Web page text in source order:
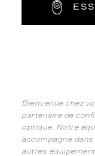
Bienvenue chez
partenaire de
optique. Notre
accompagne
autres